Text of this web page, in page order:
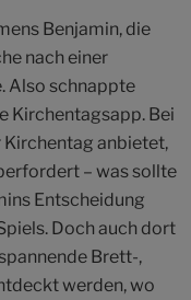
Benjamin, die
nach einer
Also schnappte
Kirchentagsapp. Bei
anbietet,
– was sollte
Entscheidung
Doch auch dort
Brett-,
werden, wo